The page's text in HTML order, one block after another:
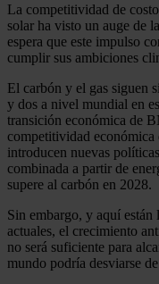
La competitividad de
solar ha visto un auge de
espera que este impulso
cumplir sus ambiciones
El carbón y el gas siguen
y dos a nivel mundial en
transición económica de
competitividad económica
introducen nuevas
combinada a partir de
supere al carbón en 2028.
Sin embargo, y aquí están
actuales, el crecimiento
no será suficiente para
mundo podría desviarse